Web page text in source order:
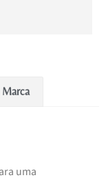
Marca
uma